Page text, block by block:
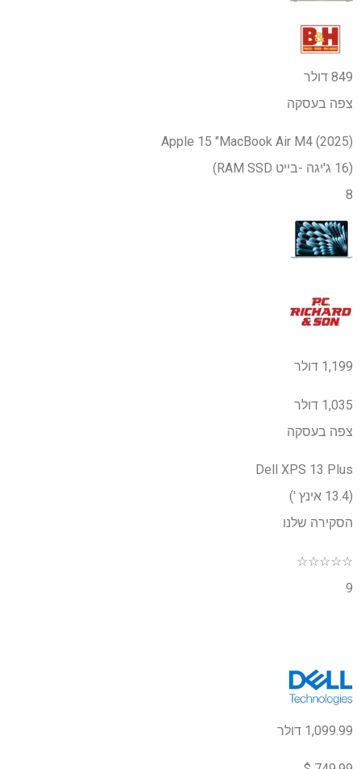
849 דולר
צפה בעסקה
Apple 15 "MacBook Air M4 (2025)
(16 ג'יגה -בייט RAM SSD)
8
1,199 דולר
1,035 דולר
צפה בעסקה
Dell XPS 13 Plus
(13.4 אינץ ')
הסקירה שלנו
☆
☆
☆
☆
☆
9